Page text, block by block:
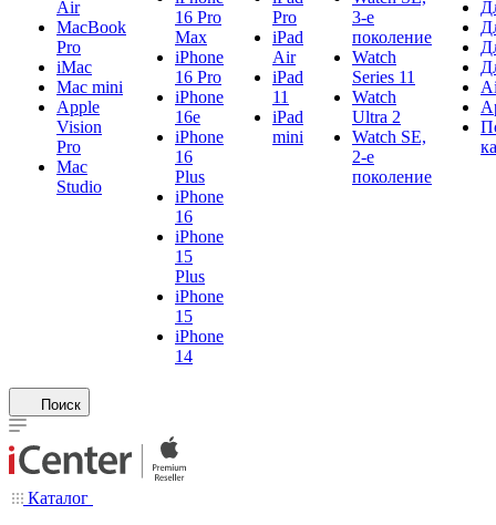
Air
MacBook
Pro
iMac
Mac mini
Apple
Vision
Pro
Mac
Studio
16 Pro
Max
iPhone
16 Pro
iPhone
16e
iPhone
16
Plus
iPhone
16
iPhone
15
Plus
iPhone
15
iPhone
14
Pro
iPad
Air
iPad
11
iPad
mini
3-е
поколение
Watch
Series 11
Watch
Ultra 2
Watch SE,
2-е
поколение
Поиск
Каталог